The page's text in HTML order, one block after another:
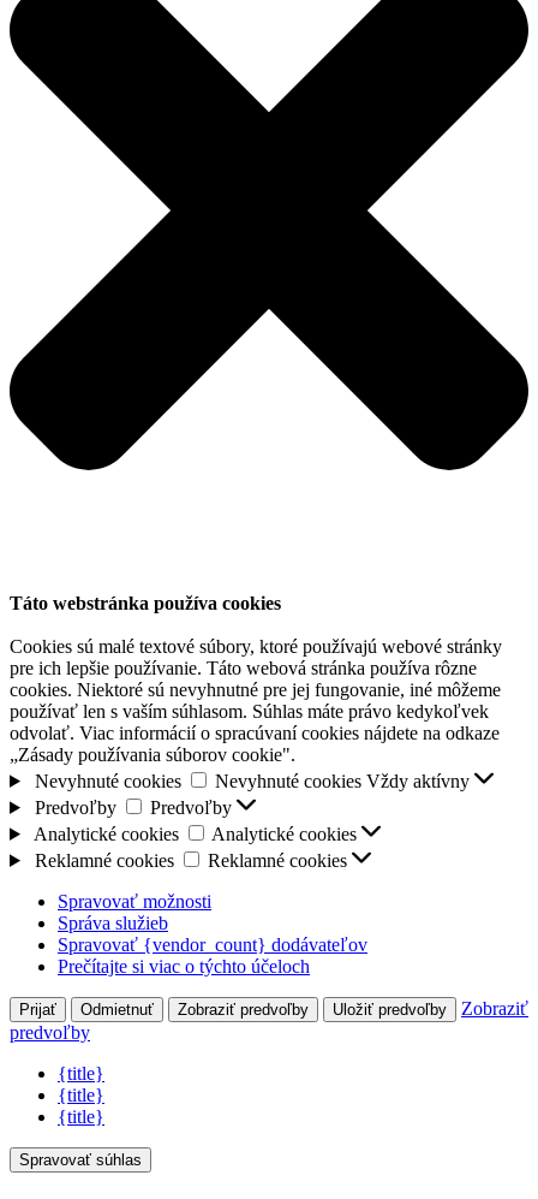
Táto webstránka používa cookies
Cookies sú malé textové súbory, ktoré používajú webové stránky
pre ich lepšie používanie. Táto webová stránka používa rôzne
cookies. Niektoré sú nevyhnutné pre jej fungovanie, iné môžeme
používať len s vaším súhlasom. Súhlas máte právo kedykoľvek
odvolať. Viac informácií o spracúvaní cookies nájdete na odkaze
„Zásady používania súborov cookie".
Nevyhnuté cookies
Nevyhnuté cookies Vždy aktívny
Predvoľby
Predvoľby
Analytické cookies
Analytické cookies
Reklamné cookies
Reklamné cookies
Spravovať možnosti
Správa služieb
Spravovať {vendor_count} dodávateľov
Prečítajte si viac o týchto účeloch
Prijať Odmietnuť Zobraziť predvoľby Uložiť predvoľby
Zobraziť
predvoľby
{title}
{title}
{title}
Spravovať súhlas